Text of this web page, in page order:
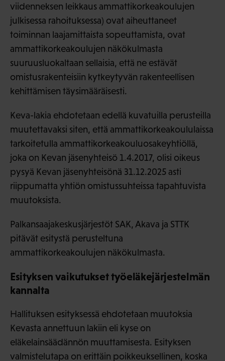
viidenneksen leikkaus ammattikorkeakoulujen
julkisessa rahoituksessa) ovat aiheuttaneet
toiminnan laajamittaista sopeuttamista, ovat
ammattikorkeakoulujen näkökulmasta
suuruusluokaltaan sellaisia, että ne estävät
omistusrakenteisiin kytkeytyvän rakenteellisen
kehittämisen täysimääräisesti.
Keva-lakia ehdotetaan edellä kuvatuilla perusteilla
muutettavaksi siten, että ammattikorkeakoululaissa
tarkoitetulla ammattikorkeakouluosakeyhtiöllä,
joka on Kevan jäsenyhteisö 1.4.2017, olisi oikeus
pysyä Kevan jäsenyhteisönä 31.12.2025 asti
riippumatta yhtiön omistussuhteissa tapahtuvista
muutoksista.
Palkansaajakeskusjärjestöt SAK, Akava ja STTK
pitävät esitystä perusteltuna
ammattikorkeakoulujen näkökulmasta.
Esityksen vaikutukset työeläkejärjestelmän
kannalta
Hallituksen esityksessä ehdotetaan muutoksia
Kevasta annettuun lakiin eli kyse on
eläkelainsäädännön muuttamisesta. Esityksen
valmistelutapa on erittäin poikkeuksellinen, koska